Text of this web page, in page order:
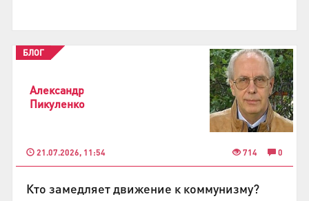
Александр
Пикуленко
21.07.2026, 11:54 714 0
БЛОГ
Кто замедляет движение к коммунизму?